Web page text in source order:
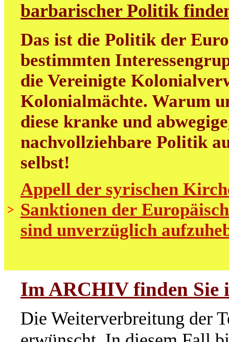
barbarischer Politik
Das ist die Politik der
bestimmten
die Vereinigte
Kolonialmächte. Warum
diese kranke und
nachvollziehbare Politik
selbst!
>
Appell der syrischen
Sanktionen der
sind unverzüglich
Im ARCHIV finden Sie
Die Weiterverbreitung der